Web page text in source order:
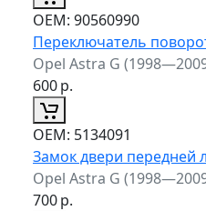
ОЕМ: 90560990
Переключатель
Opel Astra G
600р.
ОЕМ: 5134091
Замок двери передней
Opel Astra G
700р.